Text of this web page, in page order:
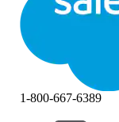
Schließen
1-800-667-6389